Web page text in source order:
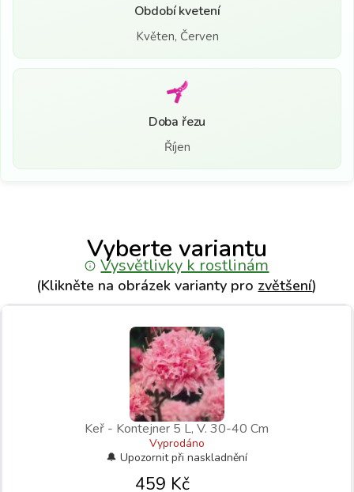
Období kvetení
Květen, Červen
Doba řezu
Říjen
Vyberte variantu
Vysvětlivky k rostlinám
(Klikněte na obrázek varianty pro zvětšení)
Keř - Kontejner 5 L, V. 30-40 Cm
Vyprodáno
459 Kč